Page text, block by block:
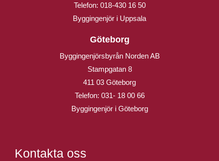
Telefon: 018-430 16 50
Byggingenjör i Uppsala
Göteborg
Byggingenjörsbyrån Norden AB
Stampgatan 8
411 03 Göteborg
Telefon: 031- 18 00 66
Byggingenjör i Göteborg
Kontakta oss